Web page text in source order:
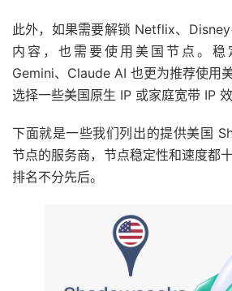
此外，如果需要解锁 Netflix、
内容，也需要使用美国节点。稳
Gemini、Claude AI 也更为推荐使用
选择一些美国原生 IP 或家庭宽带 IP 效
下面就是一些我们列出的提供美国
节点的服务商，节点稳定性和速度都
排名不分先后。